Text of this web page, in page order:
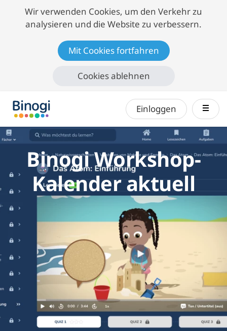
Wir verwenden Cookies, um den Verkehr zu
analysieren und die Website zu verbessern.
Mit Cookies fortfahren
Cookies ablehnen
Einloggen nav
Binogi Workshop-
Kalender aktuell